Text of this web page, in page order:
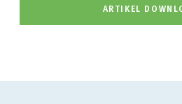
ARTIKEL